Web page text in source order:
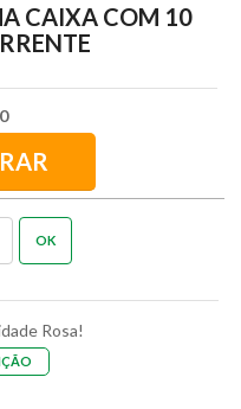
CAIXA COM 10
Rosa!